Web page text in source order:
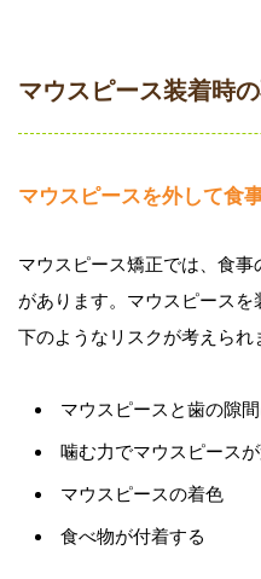
マウスピース装着時の
マウスピースを外して食
マウスピース矯正では、食
があります。マウスピース
下のようなリスクが考えられ
マウスピースと歯の隙
噛む力でマウスピース
マウスピースの着色
食べ物が付着する